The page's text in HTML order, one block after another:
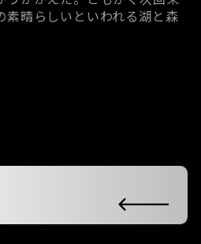
素晴らしいといわれる湖と森